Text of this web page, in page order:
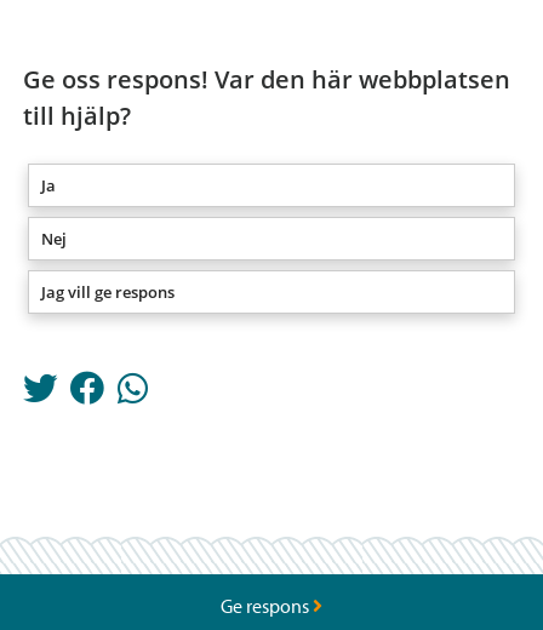
Ge oss respons! Var den här webbplatsen
till hjälp?
Ja
Nej
Jag vill ge respons
Ge respons